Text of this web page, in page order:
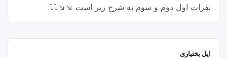
نفرات اول دوم و سوم به شرح زیر است ↘↘⤵⤵
ایل بختیاری